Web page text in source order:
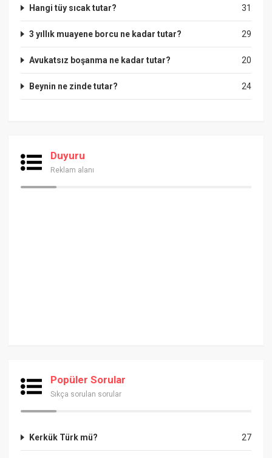
31
Hangi tüy sıcak tutar?
29
3 yıllık muayene borcu ne kadar tutar?
20
Avukatsız boşanma ne kadar tutar?
24
Beynin ne zinde tutar?
Duyuru
Reklam alanı
Popüler Sorular
Sıkça sorulan sorular
27
Kerkük Türk mü?